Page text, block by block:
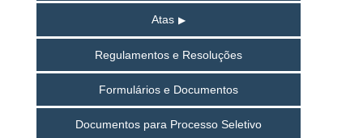
Atas
Regulamentos e Resoluções
Formulários e Documentos
Documentos para Processo Seletivo